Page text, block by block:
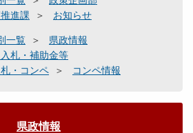
進課
お知らせ
一覧
県政情報
札・補助金等
・コンペ
コンペ情報
県政情報